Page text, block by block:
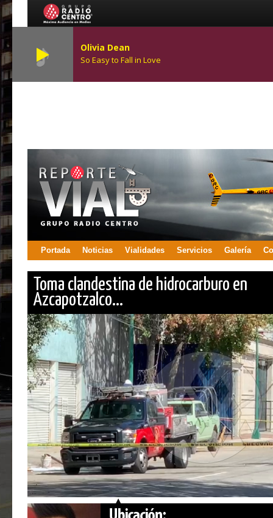
Olivia Dean
So Easy to Fall in Love
Portada Noticias Vialidades Servicios Galería
Toma clandestina de hidrocarburo en
Azcapotzalco...